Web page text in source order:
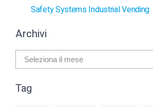
Safety Systems Industrial Vending
Archivi
Archivi
Tag